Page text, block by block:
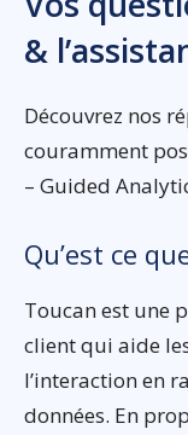
&
Découvrez nos
couramment
– Guided
Qu’est ce
Toucan est une
client qui aide
l’interaction en
données. En